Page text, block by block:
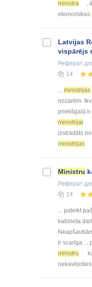
ministra ,
ekonomikas
Latvijas
vispārējs
Реферат
14
... ministrijas
nozarēm.
priekšgalā ir
ministrijai
izstrādāts
ministrijas
Ministru
Реферат
24
... pateikt
kabineta
ir scarīga ...
ministru
nekavējoties